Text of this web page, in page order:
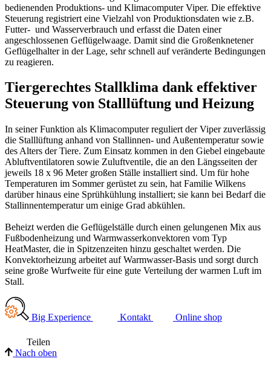
bedienenden Produktions- und Klimacomputer Viper. Die effektive
Steuerung registriert eine Vielzahl von Produktionsdaten wie z.B.
Futter- und Wasserverbrauch und erfasst die Daten einer
angeschlossenen Geflügelwaage. Damit sind die Großenknetener
Geflügelhalter in der Lage, sehr schnell auf veränderte Bedingungen
zu reagieren.
Tiergerechtes Stallklima dank effektiver
Steuerung von Stalllüftung und Heizung
In seiner Funktion als Klimacomputer reguliert der Viper zuverlässig
die Stalllüftung anhand von Stallinnen- und Außentemperatur sowie
des Alters der Tiere. Zum Einsatz kommen in den Giebel eingebaute
Abluftventilatoren sowie Zuluftventile, die an den Längsseiten der
jeweils 18 x 96 Meter großen Ställe installiert sind. Um für hohe
Temperaturen im Sommer gerüstet zu sein, hat Familie Wilkens
darüber hinaus eine Sprühkühlung installiert; sie kann bei Bedarf die
Stallinnentemperatur um einige Grad abkühlen.
Beheizt werden die Geflügelställe durch einen gelungenen Mix aus
Fußbodenheizung und Warmwasserkonvektoren vom Typ
HeatMaster, die in Spitzenzeiten hinzu geschaltet werden. Die
Konvektorheizung arbeitet auf Warmwasser-Basis und sorgt durch
seine große Wurfweite für eine gute Verteilung der warmen Luft im
Stall.
Big Experience Kontakt Online shop
Teilen
Nach oben